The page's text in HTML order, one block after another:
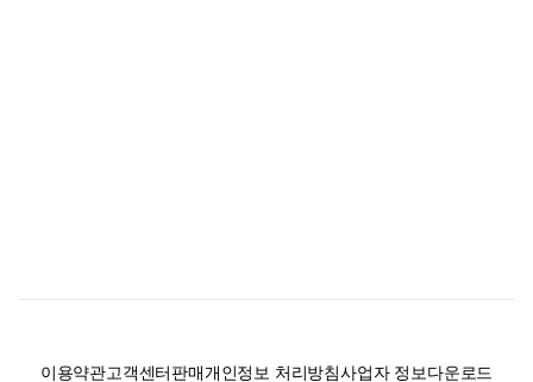
이용약관고객센터판매개인정보 처리방침사업자 정보다운로드